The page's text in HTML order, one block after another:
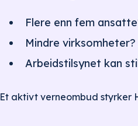
Flere enn fem
Mindre
Arbeidstilsynet kan
Et aktivt verneombud styrker